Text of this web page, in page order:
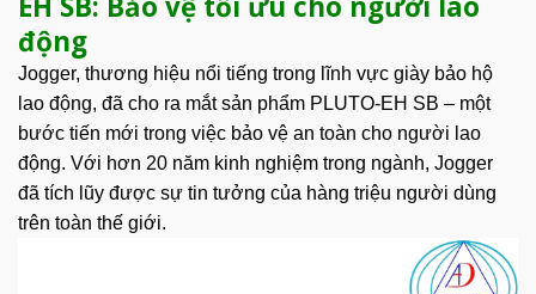
động
Jogger, thương hiệu nổi tiếng trong lĩnh vực giày bảo hộ
lao động, đã cho ra mắt sản phẩm PLUTO-EH SB – một
bước tiến mới trong việc bảo vệ an toàn cho người lao
động. Với hơn 20 năm kinh nghiệm trong ngành, Jogger
đã tích lũy được sự tin tưởng của hàng triệu người dùng
trên toàn thế giới.